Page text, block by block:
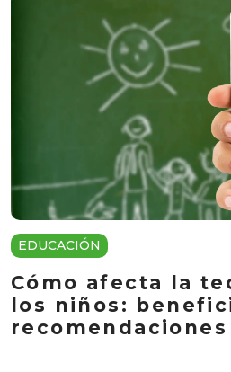
EDUCACIÓN
Cómo afecta la
los niños:
recomendaciones